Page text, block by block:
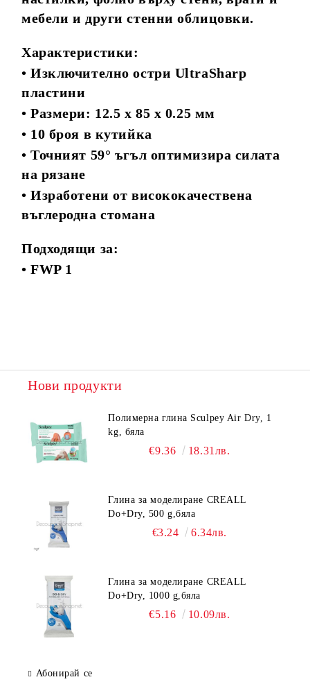
мебели и други стенни облицовки.
Характеристики:
•Изключително остри UltraSharp
пластини
•Размери: 12.5 x 85 x 0.25 мм
• 10 броя в кутийка
•Точният 59° ъгъл оптимизира силата
на рязане
•Изработени от висококачествена
въглеродна стомана
Подходящи за:
•FWP 1
Нови продукти
Полимерна глина Sculpey Air Dry, 1
kg, бяла
€9.36 18.31лв.
Глина за моделиране CREALL
Do+Dry, 500 g,бяла
€3.24 6.34лв.
Глина за моделиране CREALL
Do+Dry, 1000 g,бяла
€5.16 10.09лв.
Абонирай се